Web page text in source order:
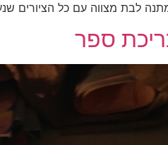
לבת מצווה עם כל הציורים
ספר